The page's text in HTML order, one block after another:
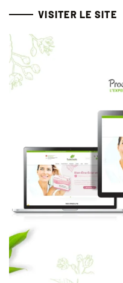
VISITER LE SITE